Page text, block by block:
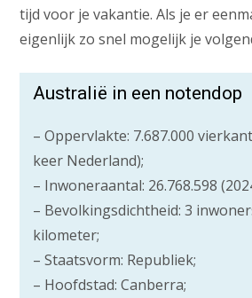
tijd voor je vakantie. Als je er
eigenlijk zo snel mogelijk je
Australië in een notendop
– Oppervlakte: 7.687.000
keer Nederland);
– Inwoneraantal: 26.768.598
– Bevolkingsdichtheid: 3
kilometer;
– Staatsvorm: Republiek;
– Hoofdstad: Canberra;